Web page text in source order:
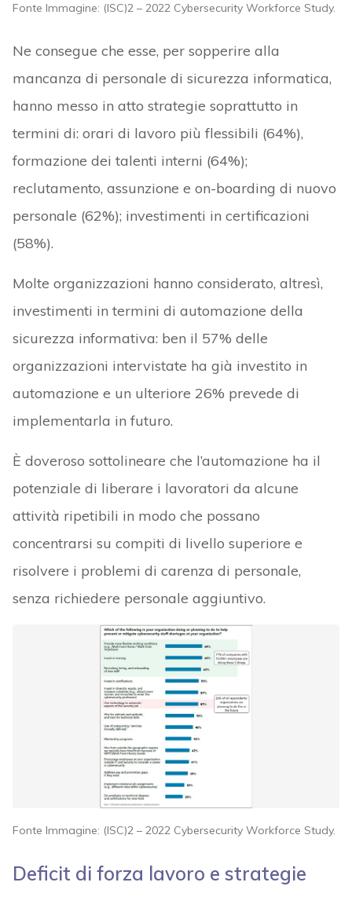
Fonte Immagine: (ISC)2 – 2022 Cybersecurity Workforce Study.
Ne consegue che esse, per sopperire alla
mancanza di personale di sicurezza informatica,
hanno messo in atto strategie soprattutto in
termini di: orari di lavoro più flessibili (64%),
formazione dei talenti interni (64%);
reclutamento, assunzione e on-boarding di nuovo
personale (62%); investimenti in certificazioni
(58%).
Molte organizzazioni hanno considerato, altresì,
investimenti in termini di automazione della
sicurezza informativa: ben il 57% delle
organizzazioni intervistate ha già investito in
automazione e un ulteriore 26% prevede di
implementarla in futuro.
È doveroso sottolineare che l’automazione ha il
potenziale di liberare i lavoratori da alcune
attività ripetibili in modo che possano
concentrarsi su compiti di livello superiore e
risolvere i problemi di carenza di personale,
senza richiedere personale aggiuntivo.
Fonte Immagine: (ISC)2 – 2022 Cybersecurity Workforce Study.
Deficit di forza lavoro e strategie